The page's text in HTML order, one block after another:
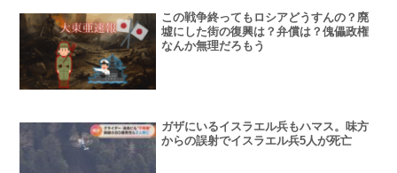
この戦争終ってもロシアどうすんの？廃
墟にした街の復興は？弁償は？傀儡政権
なんか無理だろもう
ガザにいるイスラエル兵もハマス。味方
からの誤射でイスラエル兵5人が死亡